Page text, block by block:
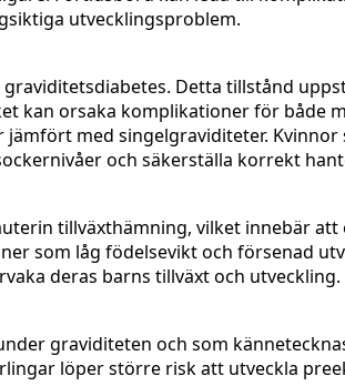
utvecklingsproblem.
Detta tillstånd
kan orsaka komplikationer för både
med singelgraviditeter.
och säkerställa korrekt
tillväxthämning, vilket innebär att
som låg födelsevikt och försenad
deras barns tillväxt och utveckling.
graviditeten och som
löper större risk att utveckla